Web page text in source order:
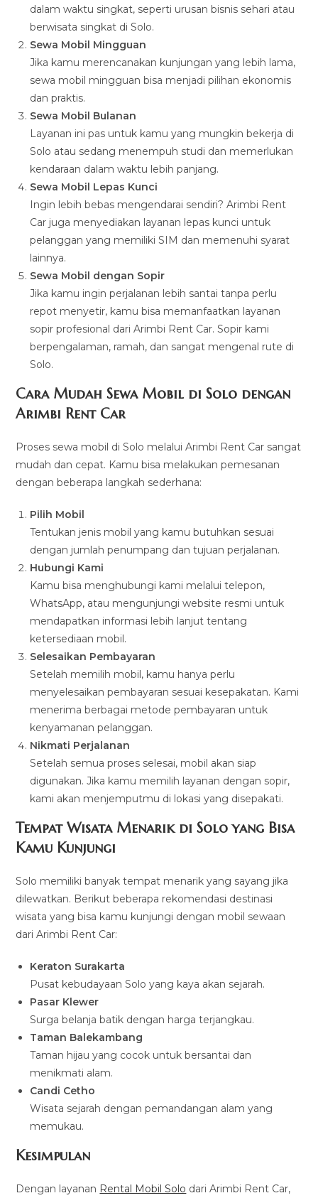
dalam waktu singkat, seperti urusan bisnis sehari atau
berwisata singkat di Solo.
Sewa Mobil Mingguan
Jika kamu merencanakan kunjungan yang lebih lama,
sewa mobil mingguan bisa menjadi pilihan ekonomis
dan praktis.
Sewa Mobil Bulanan
Layanan ini pas untuk kamu yang mungkin bekerja di
Solo atau sedang menempuh studi dan memerlukan
kendaraan dalam waktu lebih panjang.
Sewa Mobil Lepas Kunci
Ingin lebih bebas mengendarai sendiri? Arimbi Rent
Car juga menyediakan layanan lepas kunci untuk
pelanggan yang memiliki SIM dan memenuhi syarat
lainnya.
Sewa Mobil dengan Sopir
Jika kamu ingin perjalanan lebih santai tanpa perlu
repot menyetir, kamu bisa memanfaatkan layanan
sopir profesional dari Arimbi Rent Car. Sopir kami
berpengalaman, ramah, dan sangat mengenal rute di
Solo.
Cara Mudah Sewa Mobil di Solo dengan
Arimbi Rent Car
Proses sewa mobil di Solo melalui Arimbi Rent Car sangat
mudah dan cepat. Kamu bisa melakukan pemesanan
dengan beberapa langkah sederhana:
Pilih Mobil
Tentukan jenis mobil yang kamu butuhkan sesuai
dengan jumlah penumpang dan tujuan perjalanan.
Hubungi Kami
Kamu bisa menghubungi kami melalui telepon,
WhatsApp, atau mengunjungi website resmi untuk
mendapatkan informasi lebih lanjut tentang
ketersediaan mobil.
Selesaikan Pembayaran
Setelah memilih mobil, kamu hanya perlu
menyelesaikan pembayaran sesuai kesepakatan. Kami
menerima berbagai metode pembayaran untuk
kenyamanan pelanggan.
Nikmati Perjalanan
Setelah semua proses selesai, mobil akan siap
digunakan. Jika kamu memilih layanan dengan sopir,
kami akan menjemputmu di lokasi yang disepakati.
Tempat Wisata Menarik di Solo yang Bisa
Kamu Kunjungi
Solo memiliki banyak tempat menarik yang sayang jika
dilewatkan. Berikut beberapa rekomendasi destinasi
wisata yang bisa kamu kunjungi dengan mobil sewaan
dari Arimbi Rent Car:
Keraton Surakarta
Pusat kebudayaan Solo yang kaya akan sejarah.
Pasar Klewer
Surga belanja batik dengan harga terjangkau.
Taman Balekambang
Taman hijau yang cocok untuk bersantai dan
menikmati alam.
Candi Cetho
Wisata sejarah dengan pemandangan alam yang
memukau.
Kesimpulan
Dengan layanan Rental Mobil Solo dari Arimbi Rent Car,